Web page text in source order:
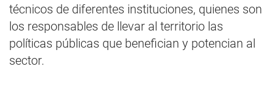
técnicos de diferentes instituciones, quienes son
los responsables de llevar al territorio las
políticas públicas que benefician y potencian al
sector.